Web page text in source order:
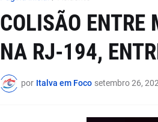
COLISÃO ENTRE
NA RJ-194,
por Italva em Foco setembro 26,